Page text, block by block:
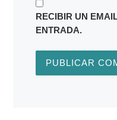
RECIBIR UN
ENTRADA.